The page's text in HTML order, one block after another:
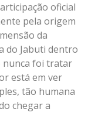
oficial
pela origem
da
do Jabuti dentro
nunca foi tratar
está em ver
tão humana
chegar a